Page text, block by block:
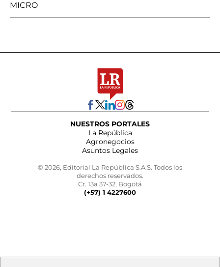
MICRO
NUESTROS PORTALES
La República
Agronegocios
Asuntos Legales
© 2026, Editorial La República S.A.S. Todos los
derechos reservados.
Cr. 13a 37-32, Bogotá
(+57) 1 4227600